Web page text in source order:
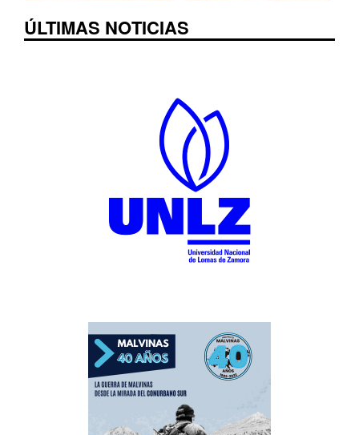
ÚLTIMAS NOTICIAS